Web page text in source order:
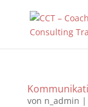
von n_admin |